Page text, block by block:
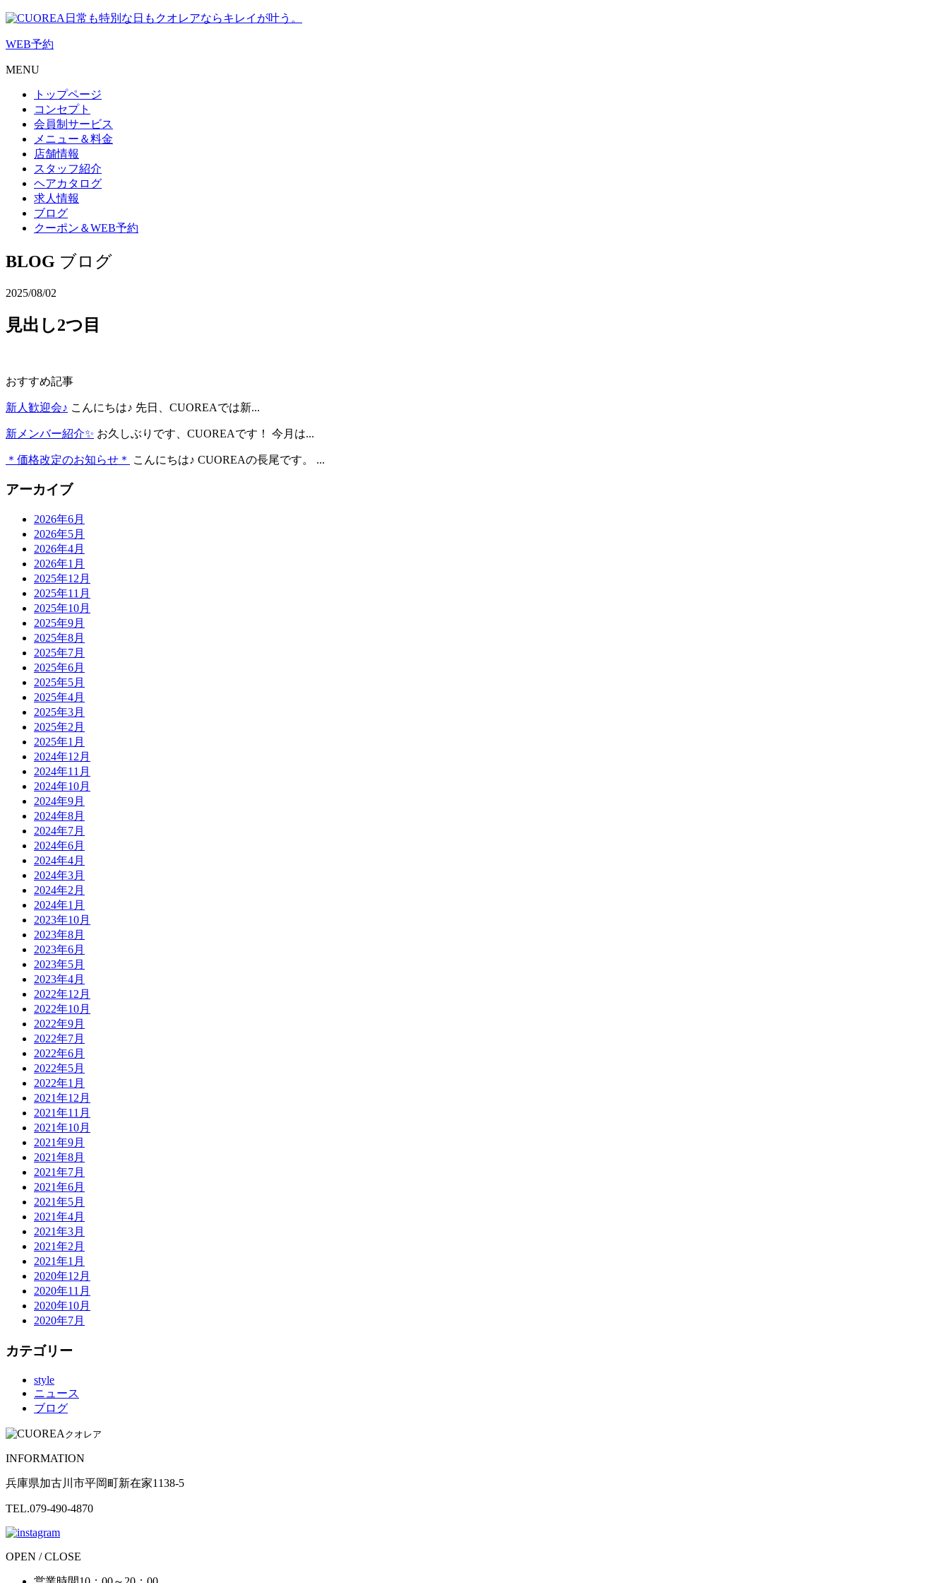
日常も特別な日もクオレアならキレイが叶う。
WEB予約
MENU
トップページ
コンセプト
会員制サービス
メニュー＆料金
店舗情報
スタッフ紹介
ヘアカタログ
求人情報
ブログ
クーポン＆WEB予約
BLOG ブログ
2025/08/02
見出し2つ目
おすすめ記事
新人歓迎会♪ こんにちは♪ 先日、CUOREAでは新...
新メンバー紹介✨ お久しぶりです、CUOREAです！ 今月は...
＊価格改定のお知らせ＊ こんにちは♪ CUOREAの長尾です。 ...
アーカイブ
2026年6月
2026年5月
2026年4月
2026年1月
2025年12月
2025年11月
2025年10月
2025年9月
2025年8月
2025年7月
2025年6月
2025年5月
2025年4月
2025年3月
2025年2月
2025年1月
2024年12月
2024年11月
2024年10月
2024年9月
2024年8月
2024年7月
2024年6月
2024年4月
2024年3月
2024年2月
2024年1月
2023年10月
2023年8月
2023年6月
2023年5月
2023年4月
2022年12月
2022年10月
2022年9月
2022年7月
2022年6月
2022年5月
2022年1月
2021年12月
2021年11月
2021年10月
2021年9月
2021年8月
2021年7月
2021年6月
2021年5月
2021年4月
2021年3月
2021年2月
2021年1月
2020年12月
2020年11月
2020年10月
2020年7月
カテゴリー
style
ニュース
ブログ
クオレア
INFORMATION
兵庫県加古川市平岡町新在家1138-5
TEL.079-490-4870
OPEN / CLOSE